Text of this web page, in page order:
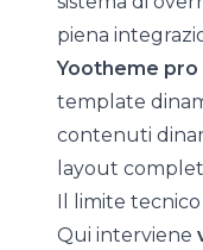
piena
Yootheme pro
template
contenuti
layout
Il limite
Qui interviene